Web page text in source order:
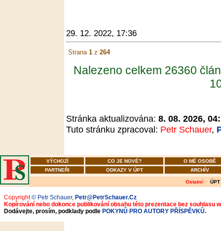
29. 12. 2022, 17:36
Strana 1 z 264
Nalezeno celkem 26360
Stránka aktualizována: 8. 08. 2026,
Tuto stránku zpracoval: Petr Schauer,
VÝCHOZÍ CO JE NOVÉ?
O MÉ OSOBĚ
PARTNEŘI
ODKAZY V ÚPT ARCHÍV
Ostatní: ÚPT
Copyright© Petr Schauer, Petr@PetrSchauer.Cz
Kopírování nebo dokonce publikování obsahu této prezentace bez souhlasu
Dodávejte, prosím, podklady podle POKYNŮ PRO AUTORY PŘÍSPĚVKŮ.